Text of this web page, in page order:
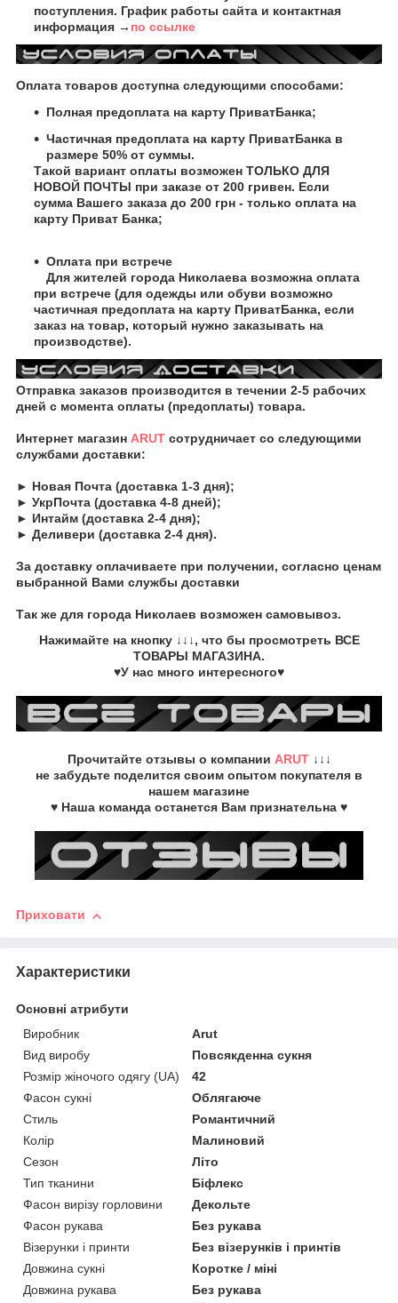
поступления. График работы сайта и контактная
информация → по ссылке
Оплата товаров доступна следующими способами:
Полная предоплата на карту ПриватБанка;
Частичная предоплата на карту ПриватБанка в
размере 50% от суммы.
Такой вариант оплаты возможен ТОЛЬКО ДЛЯ
НОВОЙ ПОЧТЫ при заказе от 200 гривен. Если
сумма Вашего заказа до 200 грн - только оплата на
карту Приват Банка;
Оплата при встрече
Для жителей города Николаева возможна оплата
при встрече (для одежды или обуви возможно
частичная предоплата на карту ПриватБанка, если
заказ на товар, который нужно заказывать на
производстве).
Отправка заказов производится в течении 2-5 рабочих
дней с момента оплаты (предоплаты) товара.
Интернет магазин ARUT сотрудничает со следующими
службами доставки:
► Новая Почта (доставка 1-3 дня);
► УкрПочта (доставка 4-8 дней);
► Интайм (доставка 2-4 дня);
► Деливери (доставка 2-4 дня).
За доставку оплачиваете при получении, согласно ценам
выбранной Вами службы доставки
Так же для города Николаев возможен самовывоз.
Нажимайте на кнопку↓↓↓, что бы просмотреть ВСЕ
ТОВАРЫ МАГАЗИНА.
♥У нас много интересного♥
Прочитайте отзывы о компании ARUT↓↓↓
не забудьте поделится своим опытом покупателя в
нашем магазине
♥ Наша команда останется Вам признательна ♥
Приховати
Характеристики
Основні атрибути
Виробник
Arut
Вид виробу
Повсякденна сукня
Розмір жіночого одягу (UA)
42
Фасон сукні
Облягаюче
Стиль
Романтичний
Колір
Малиновий
Сезон
Літо
Тип тканини
Біфлекс
Фасон вирізу горловини
Декольте
Фасон рукава
Без рукава
Візерунки і принти
Без візерунків і принтів
Довжина сукні
Коротке / міні
Довжина рукава
Без рукава